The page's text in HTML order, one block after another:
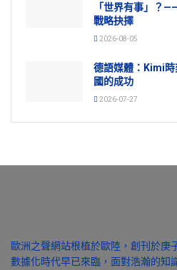
「世界有事」？
戰略抉擇
2026-08-05
德語媒體：Kimi
國的成功
2026-07-27
歐洲之聲網站根植於歐陸，創刊於庚
數據化時代早已來臨，面對浩瀚的知